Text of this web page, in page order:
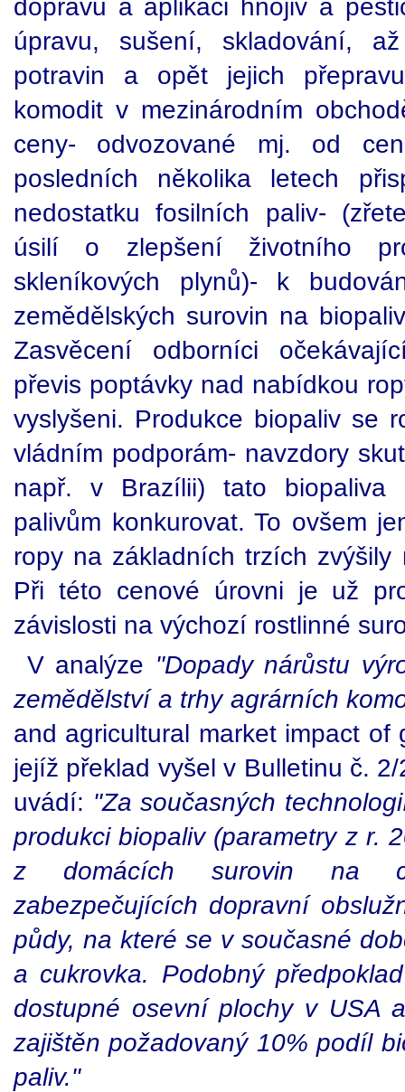
dopravu a aplikaci hnojiv a
úpravu, sušení, skladování,
potravin a opět jejich
komodit v mezinárodním
ceny- odvozované mj. od
posledních několika letech
nedostatku fosilních paliv-
úsilí o zlepšení životního
skleníkových plynů)- k
zemědělských surovin na
Zasvěcení odborníci
převis poptávky nad nabídkou
vyslyšeni. Produkce biopaliv se
vládním podporám- navzdory
např. v Brazílii) tato biopaliva
palivům konkurovat. To ovšem
ropy na základních trzích
Při této cenové úrovni je už
závislosti na výchozí rostlinné
V analýze "Dopady nárůstu
zemědělství a trhy agrárních
and agricultural market impact of
jejíž překlad vyšel v Bulletinu č.
uvádí: "Za současných
produkci biopaliv (parametry z r.
z domácích
surovin na
zabezpečujících dopravní
půdy, na které se v současné
a cukrovka. Podobný
dostupné osevní plochy v USA
zajištěn požadovaný 10% podíl
paliv."